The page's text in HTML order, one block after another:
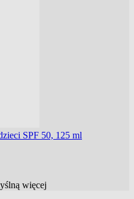
SPF 50, 125 ml
więcej